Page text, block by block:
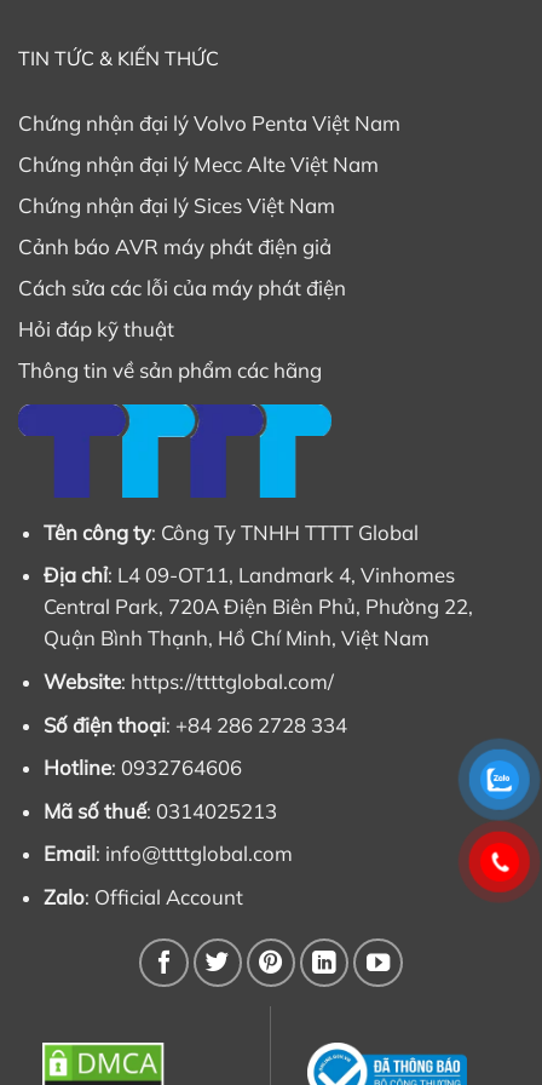
Chứng nhận phân phối uỷ quyền chính thức của Mecc
điện S16W.
Tem bảo hành TTTT Global – Phụ tùng củ phát điện
S16W.
Khi mua phụ tùng Mecc Alte khách hàng nên yêu cầu
các chứng từ và giấy tờ trên để xác nhận phụ tùng do
Mecc Alte sản xuất chính hãng. Nếu không cung cấp
phải là hàng chính hãng.
phát điện S16W
phụ tùng Mecc Altecó rất nhiều cách
có 3 cách sau:
TIN TỨC & KIẾN THỨC
Chứng nhận đại lý Volvo Penta Việt Nam
Chứng nhận đại lý Mecc Alte Việt Nam
Chứng nhận đại lý Sices Việt Nam
Cảnh báo AVR máy phát điện giả
Cách sửa các lỗi của máy phát điện
Hỏi đáp kỹ thuật
Thông tin về sản phẩm các hãng
Tên công ty: Công Ty TNHH TTTT Global
Địa chỉ: L4 09-OT11, Landmark 4, Vinhomes
Central Park, 720A Điện Biên Phủ, Phường 22,
Quận Bình Thạnh, Hồ Chí Minh, Việt Nam
Website: https://ttttglobal.com/
Số điện thoại: +84 286 2728 334
Hotline: 0932764606
Mã số thuế: 0314025213
Email: info@ttttglobal.com
Zalo: Official Account